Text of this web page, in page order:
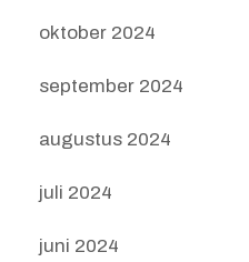
oktober 2024
september 2024
augustus 2024
juli 2024
juni 2024